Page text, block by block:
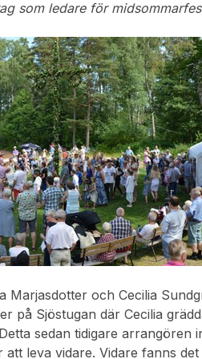
som ledare för
Marjasdotter och Cecilia
på Sjöstugan där Cecilia
sedan tidigare arrangören
att leva vidare. Vidare fanns